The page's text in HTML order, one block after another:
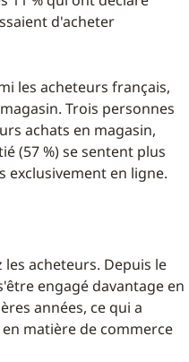
d'acheter
les acheteurs français,
Trois personnes
achats en magasin,
(57 %) se sentent plus
exclusivement en ligne.
acheteurs. Depuis le
engagé davantage en
années, ce qui a
matière de commerce